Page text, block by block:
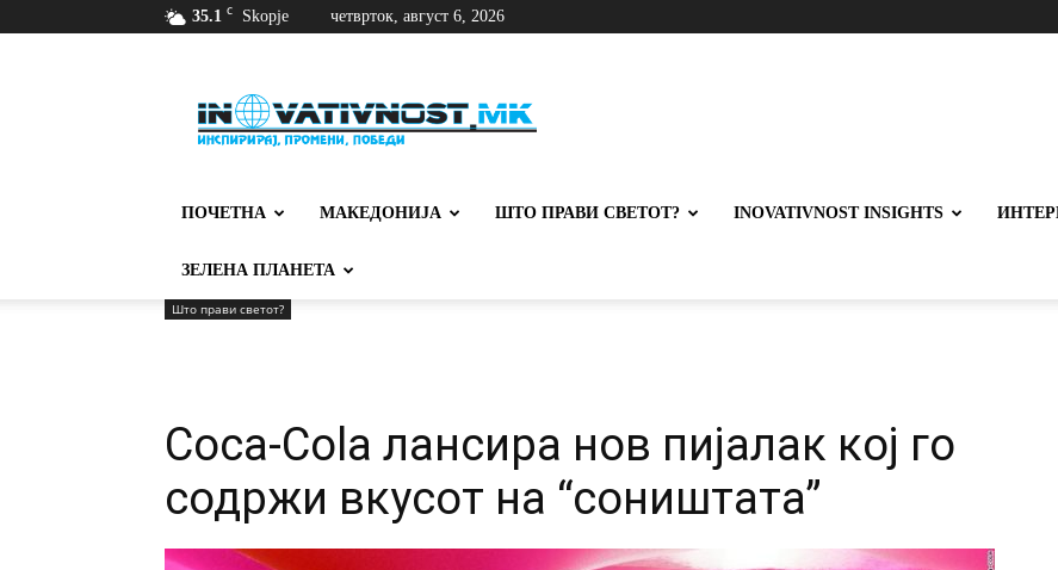
35.1 C Skopje четврток, август 6, 2026
ПОЧЕТНА МАКЕДОНИЈА ШТО ПРАВИ СВЕТОТ? INOVATIVNOST INSIGHTS
ЗЕЛЕНА ПЛАНЕТА
Што прави светот?
Coca-Cola лансира нов пијалак кој го
содржи вкусот на “соништата”